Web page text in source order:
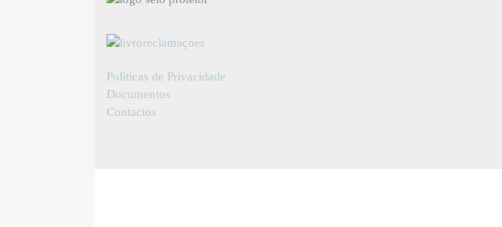
Políticas de Privacidade
Documentos
Contactos